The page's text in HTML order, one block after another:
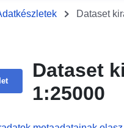
Dataset
Dataset
1:25000